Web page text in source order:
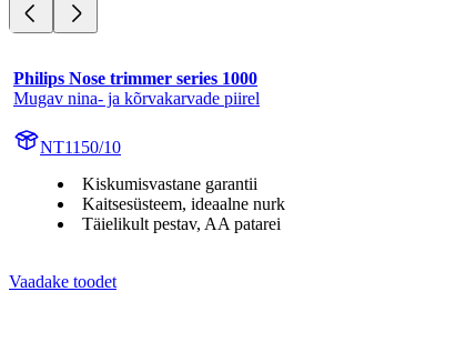
Philips Nose trimmer series 1000
Mugav nina- ja kõrvakarvade piirel
NT1150/10
Kiskumisvastane garantii
Kaitsesüsteem, ideaalne nurk
Täielikult pestav, AA patarei
Vaadake toodet